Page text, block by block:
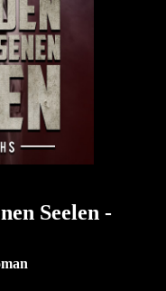
Seelen -